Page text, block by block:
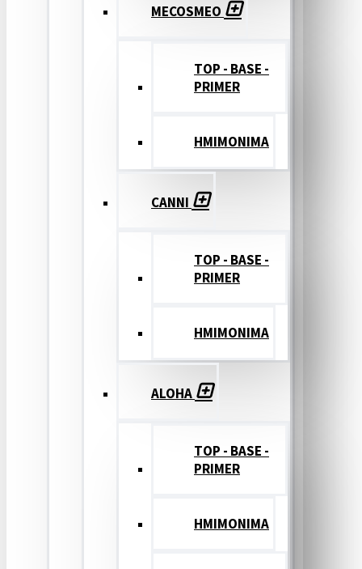
MECOSMEO
TOP - BASE -
PRIMER
ΗΜΙΜΟΝΙΜΑ
CANNI
TOP - BASE -
PRIMER
ΗΜΙΜΟΝΙΜΑ
ALOHA
TOP - BASE -
PRIMER
ΗΜΙΜΟΝΙΜΑ